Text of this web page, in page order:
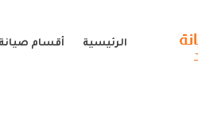
الرئيسية أقسام